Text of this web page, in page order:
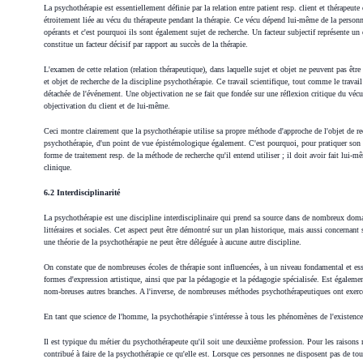
La psychothérapie est essentiellement définie par la relation entre patient resp. client et
étroitement liée au vécu du thérapeute pendant la thérapie. Ce vécu dépend lui-même de la
opérants et c'est pourquoi ils sont également sujet de recherche. Un facteur subjectif représente
constitue un facteur décisif par rapport au succès de la thérapie.
L'examen de cette relation (relation thérapeutique), dans laquelle sujet et objet ne peuvent pas
et objet de recherche de la discipline psychothérapie. Ce travail scientifique, tout comme le
détachée de l'événement. Une objectivation ne se fait que fondée sur une réflexion critique du
objectivation du client et de lui-même.
Ceci montre clairement que la psychothérapie utilise sa propre méthode d'approche de l'objet de
psychothérapie, d'un point de vue épistémologique également. C'est pourquoi, pour pratiquer
forme de traitement resp. de la méthode de recherche qu'il entend utiliser ; il doit avoir fait lui-
clinique.
6.2 Interdisciplinarité
La psychothérapie est une discipline interdisciplinaire qui prend sa source dans de nombreux
littéraires et sociales. Cet aspect peut être démontré sur un plan historique, mais aussi
une théorie de la psychothérapie ne peut être déléguée à aucune autre discipline.
On constate que de nombreuses écoles de thérapie sont influencées, à un niveau fondamental
formes d'expression artistique, ainsi que par la pédagogie et la pédagogie spécialisée. Est
nom-breuses autres branches. A l'inverse, de nombreuses méthodes psychothérapeutiques ont
En tant que science de l'homme, la psychothérapie s'intéresse à tous les phénomènes de
Il est typique du métier du psychothérapeute qu'il soit une deuxième profession. Pour les
contribué à faire de la psychothérapie ce qu'elle est. Lorsque ces personnes ne disposent pas de